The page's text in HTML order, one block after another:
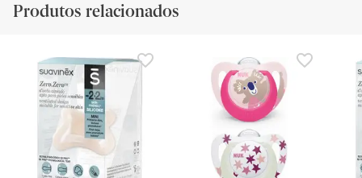
Produtos relacionados